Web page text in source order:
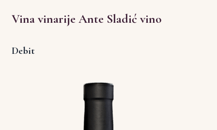
Vina vinarije Ante Sladić vino
Debit